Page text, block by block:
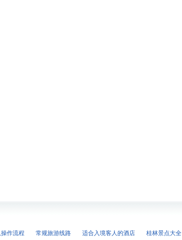
操作流程 常规旅游线路 适合入境客人的酒店 桂林景点大全